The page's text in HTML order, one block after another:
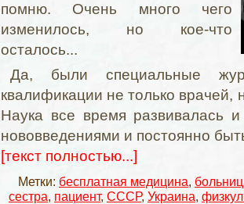
помню. Очень много чего
изменилось, но кое-что
осталось...
Да, были специальные
квалификации не только врачей,
Наука все время развивалась
нововведениями и постоянно
[текст полностью...]
Метки: бесплатная медицина,
сестра, пациент, СССР, Украина,